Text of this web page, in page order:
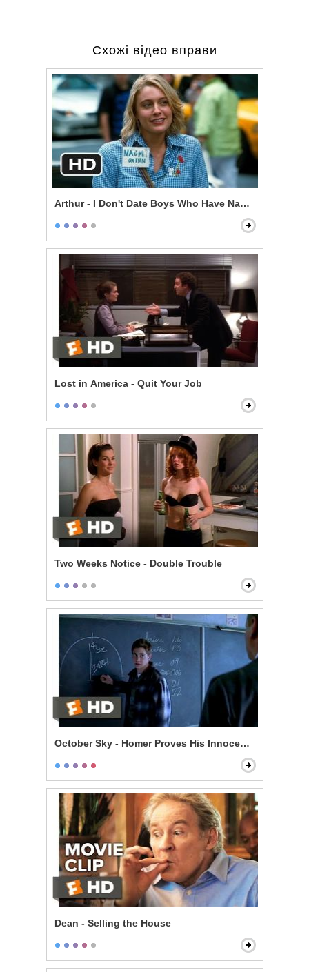
Схожі відео вправи
Arthur - I Don't Date Boys Who Have Nannies
Lost in America - Quit Your Job
Two Weeks Notice - Double Trouble
October Sky - Homer Proves His Innocence
Dean - Selling the House